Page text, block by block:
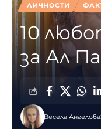
ЛИЧНОСТИ
10
за Ал
Весела Ангелова